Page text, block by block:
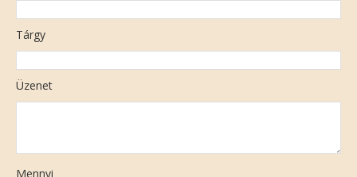
Tárgy
Üzenet
Mennyi